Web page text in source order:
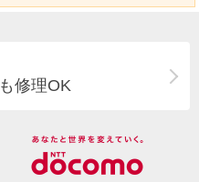
修理OK